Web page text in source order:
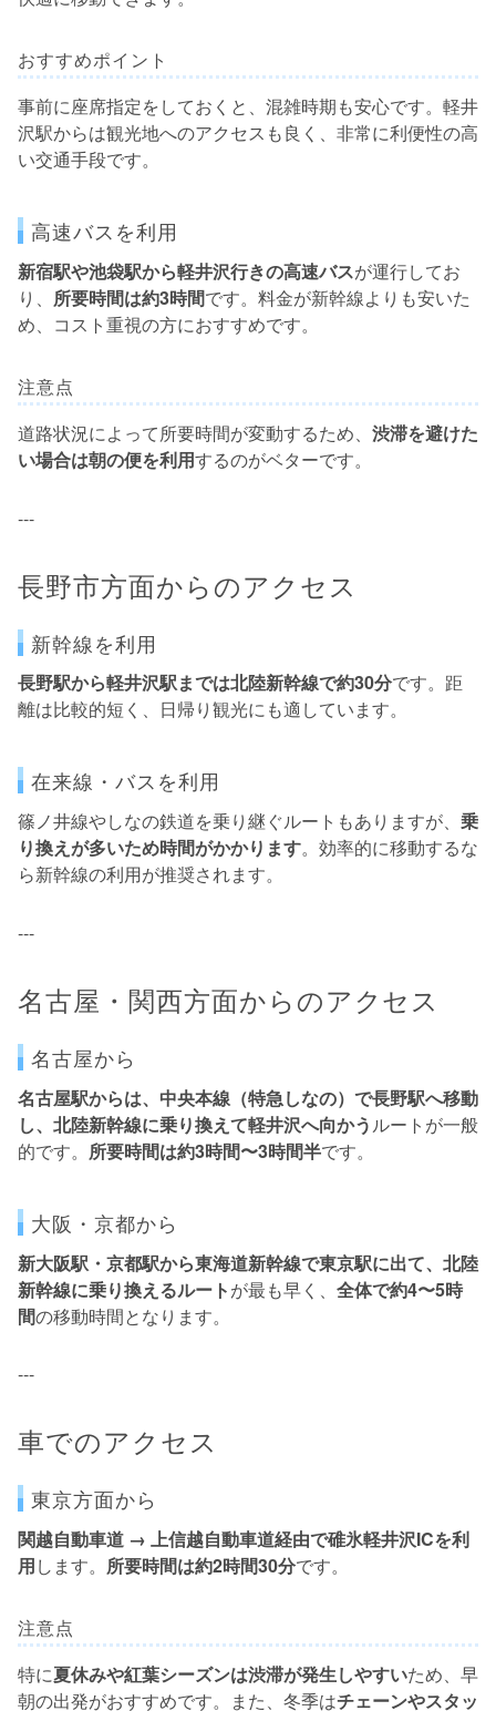
おすすめポイント
事前に座席指定をしておくと、混雑時期も安心です。軽井
沢駅からは観光地へのアクセスも良く、非常に利便性の高
い交通手段です。
高速バスを利用
新宿駅や池袋駅から軽井沢行きの高速バスが運行してお
り、 所要時間は約3時間です。料金が新幹線よりも安いた
め、コスト重視の方におすすめです。
注意点
道路状況によって所要時間が変動するため、 渋滞を避けた
い場合は朝の便を利用するのがベターです。
---
長野市方面からのアクセス
新幹線を利用
長野駅から軽井沢駅までは北陸新幹線で約30分です。距
離は比較的短く、日帰り観光にも適しています。
在来線・バスを利用
篠ノ井線やしなの鉄道を乗り継ぐルートもありますが、 乗
り換えが多いため時間がかかります。効率的に移動するな
ら新幹線の利用が推奨されます。
---
名古屋・関西方面からのアクセス
名古屋から
名古屋駅からは、中央本線（特急しなの）で長野駅へ移動
し、北陸新幹線に乗り換えて軽井沢へ向かうルートが一般
的です。 所要時間は約3時間〜3時間半です。
大阪・京都から
新大阪駅・京都駅から東海道新幹線で東京駅に出て、北陸
新幹線に乗り換えるルートが最も早く、 全体で約4〜5時
間の移動時間となります。
---
車でのアクセス
東京方面から
関越自動車道 → 上信越自動車道経由で碓氷軽井沢ICを利
用します。 所要時間は約2時間30分です。
注意点
特に夏休みや紅葉シーズンは渋滞が発生しやすいため、早
朝の出発がおすすめです。また、冬季はチェーンやスタッ